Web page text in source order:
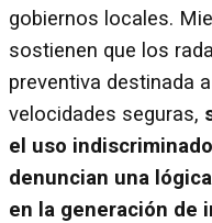
gobiernos locales.
sostienen que los
preventiva destinada
velocidades seguras,
el uso
denuncian una
en la generación de